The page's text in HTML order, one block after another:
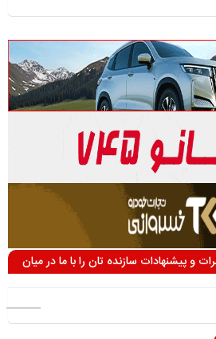
و پیشنهادات سازنده تان را با ما در میان